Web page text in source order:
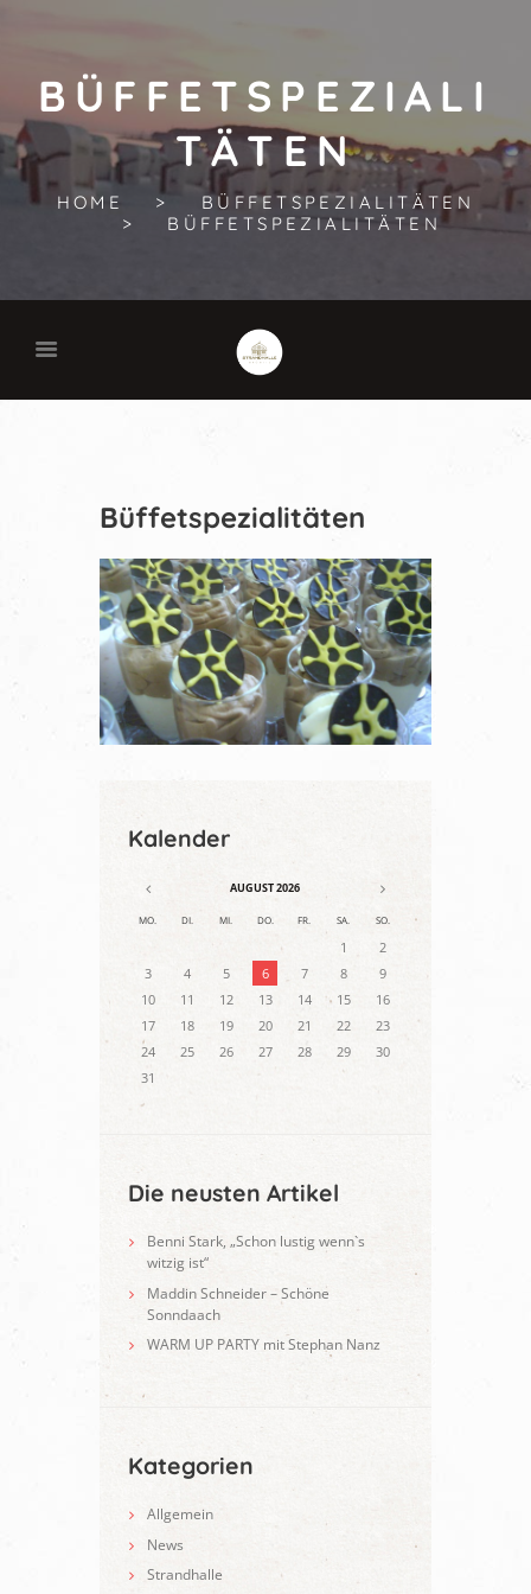
BÜFFETSPEZIALI
TÄTEN
HOME
BÜFFETSPEZIALITÄTEN
BÜFFETSPEZIALITÄTEN
Büffetspezialitäten
Kalender
AUGUST2026
MO. DI. MI. DO. FR. SA. SO.
1
2
3
4 5 6 7 8
9
10
11 12 13 14 15
16
17
18 19 20 21 22
23
24
25 26 27 28 29
30
31
Die neusten Artikel
Benni Stark, „Schon lustig wenn`s
witzig ist“
Maddin Schneider – Schöne
Sonndaach
WARM UP PARTY mit Stephan Nanz
Kategorien
Allgemein
News
Strandhalle